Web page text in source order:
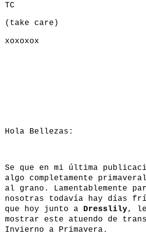
TC
(take care)
xoxoxox
Hola Bellezas:
Se que en mi última
algo completamente
al grano. Lamentablemente
nosotras todavía hay días
que hoy junto a Dresslily,
mostrar este atuendo de
Invierno a Primavera.